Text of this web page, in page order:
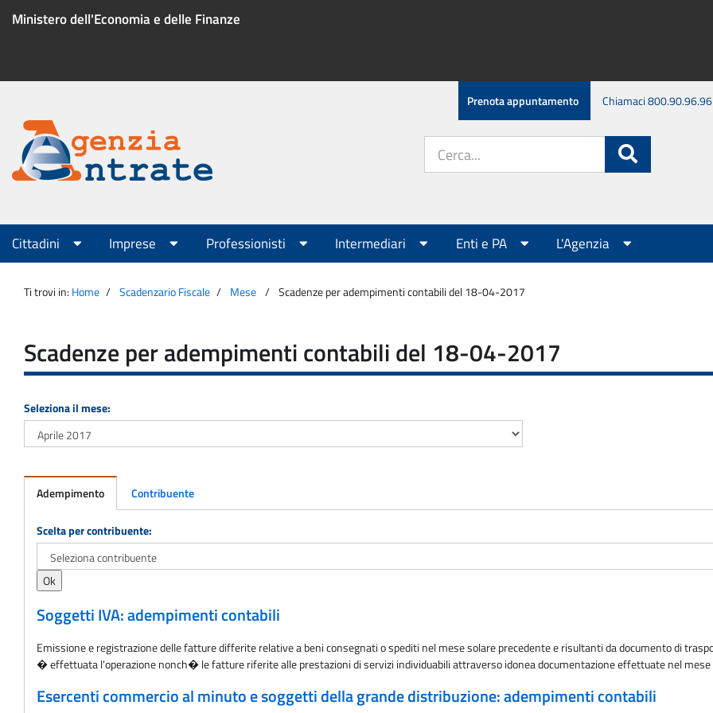
Ministero dell'Economia e delle Finanze
Menu
servizio
Prenota appuntamento Chiamaci 800.90.96.96
Agenzia
Entrate
sito:
Menu
principale
Cittadini Imprese Professionisti Intermediari Enti e PA L'Agenzia
Ti trovi in: Home Scadenzario Fiscale Mese Scadenze per adempimenti contabili del 18-04-2017
Scadenze per adempimenti contabili del 18-04-2017
Seleziona il mese:
Adempimento Contribuente
Adempimento
Scelta per contribuente:
Soggetti IVA: adempimenti contabili
Emissione e registrazione delle fatture differite relative a beni consegnati o spediti nel mese solare precedente e risultanti da documento di
� effettuata l'operazione nonch� le fatture riferite alle prestazioni di servizi individuabili attraverso idonea documentazione effettuate nel mese
Esercenti commercio al minuto e soggetti della grande distribuzione: adempimenti contabili